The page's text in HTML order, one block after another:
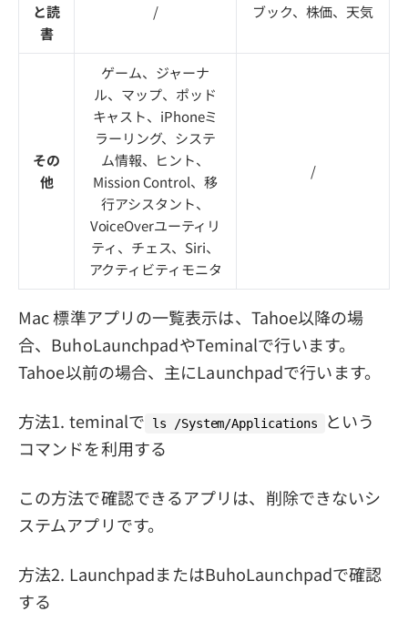
と読
書
/ ブック、株価、天気
その
他
ゲーム、ジャーナ
ル、マップ、ポッド
キャスト、iPhoneミ
ラーリング、システ
ム情報、ヒント、
Mission Control、移
行アシスタント、
VoiceOverユーティリ
ティ、チェス、Siri、
アクティビティモニタ
/
Mac 標準アプリの一覧表示は、Tahoe以降の場
合、BuhoLaunchpadやTeminalで行います。
Tahoe以前の場合、主にLaunchpadで行います。
方法1. teminalで ls /System/Applications
という
コマンドを利用する
この方法で確認できるアプリは、削除できないシ
ステムアプリです。
方法2. LaunchpadまたはBuhoLaunchpadで確認
する